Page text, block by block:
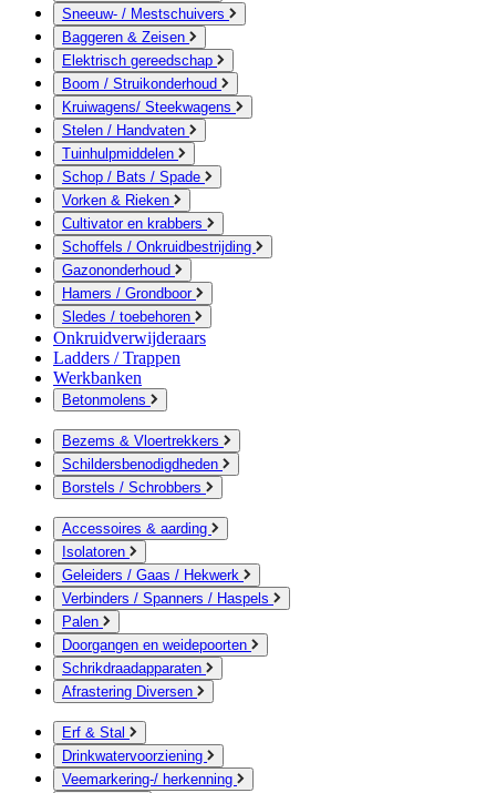
Sneeuw- / Mestschuivers
Baggeren & Zeisen
Elektrisch gereedschap
Boom / Struikonderhoud
Kruiwagens/ Steekwagens
Stelen / Handvaten
Tuinhulpmiddelen
Schop / Bats / Spade
Vorken & Rieken
Cultivator en krabbers
Schoffels / Onkruidbestrijding
Gazononderhoud
Hamers / Grondboor
Sledes / toebehoren
Onkruidverwijderaars
Ladders / Trappen
Werkbanken
Betonmolens
Bezems & Vloertrekkers
Schildersbenodigdheden
Borstels / Schrobbers
Accessoires & aarding
Isolatoren
Geleiders / Gaas / Hekwerk
Verbinders / Spanners / Haspels
Palen
Doorgangen en weidepoorten
Schrikdraadapparaten
Afrastering Diversen
Erf & Stal
Drinkwatervoorziening
Veemarkering-/ herkenning